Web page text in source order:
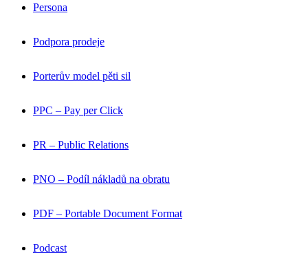
Persona
Podpora prodeje
Porterův model pěti sil
PPC – Pay per Click
PR – Public Relations
PNO – Podíl nákladů na obratu
PDF – Portable Document Format
Podcast